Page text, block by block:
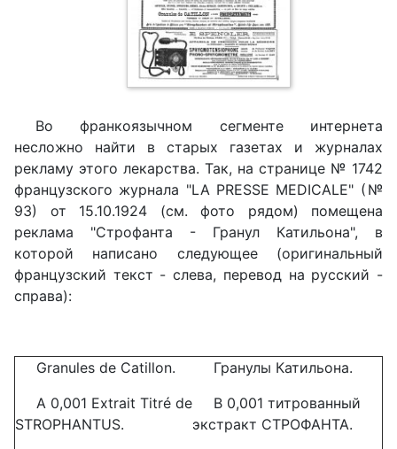
Во франкоязычном сегменте интернета
несложно найти в старых газетах и журналах
рекламу этого лекарства. Так, на странице № 1742
французского журнала "LA PRESSE MEDICALE" (№
93) от 15.10.1924 (см. фото рядом) помещена
реклама "Строфанта - Гранул Катильона", в
которой написано следующее (оригинальный
французский текст - слева, перевод на русский -
справа):
Granules de Catillon.
А 0,001 Extrait Titré de
STROPHANTUS.
Гранулы Катильона.
В 0,001 титрованный
экстракт СТРОФАНТА.